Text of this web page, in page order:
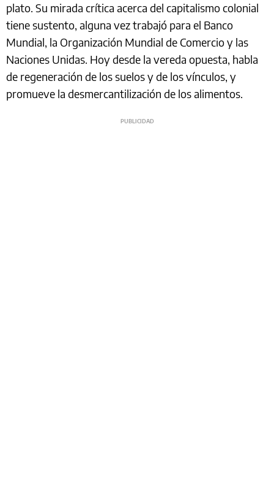
plato. Su mirada crítica acerca del capitalismo colonial
tiene sustento, alguna vez trabajó para el Banco
Mundial, la Organización Mundial de Comercio y las
Naciones Unidas. Hoy desde la vereda opuesta, habla
de regeneración de los suelos y de los vínculos, y
promueve la desmercantilización de los alimentos.